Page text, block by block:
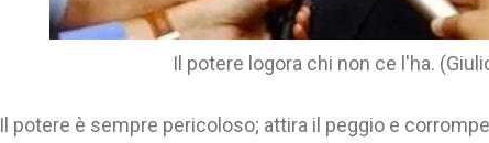
Il potere logora chi non ce l'ha.
Il potere è sempre pericoloso; attira il peggio e